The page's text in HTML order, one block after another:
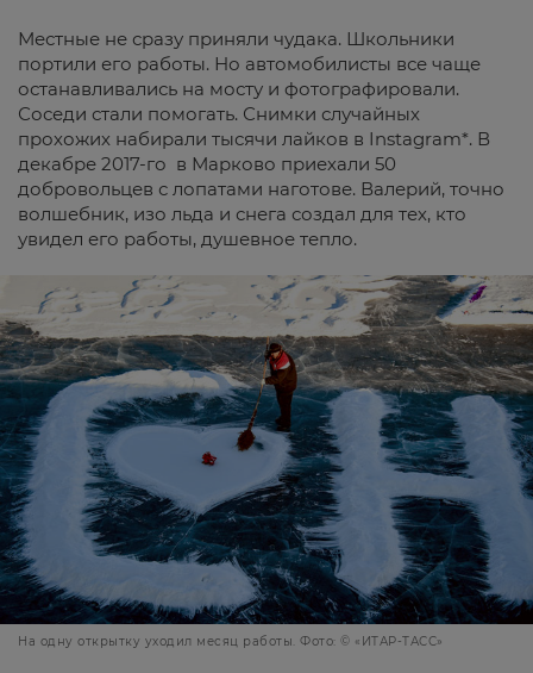
Местные не сразу приняли чудака. Школьники
портили его работы. Но автомобилисты все чаще
останавливались на мосту и фотографировали.
Соседи стали помогать. Снимки случайных
прохожих набирали тысячи лайков в Instagram*. В
декабре 2017-го в Марково приехали 50
добровольцев с лопатами наготове. Валерий, точно
волшебник, изо льда и снега создал для тех, кто
увидел его работы, душевное тепло.
На одну открытку уходил месяц работы. Фото: © «ИТАР-ТАСС»